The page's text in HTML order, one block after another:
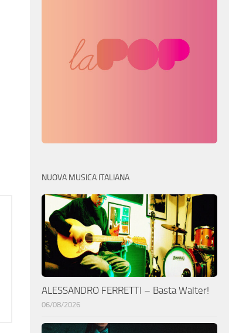
NUOVA MUSICA ITALIANA
ALESSANDRO FERRETTI – Basta Walter!
06/08/2026